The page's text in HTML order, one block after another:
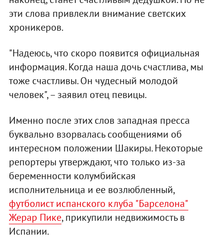
эти слова привлекли внимание светских
хроникеров.
"Надеюсь, что скоро появится официальная
информация. Когда наша дочь счастлива, мы
тоже счастливы. Он чудесный молодой
человек", – заявил отец певицы.
Именно после этих слов западная пресса
буквально взорвалась сообщениями об
интересном положении Шакиры. Некоторые
репортеры утверждают, что только из-за
беременности колумбийская
исполнительница и ее возлюбленный,
футболист испанского клуба "Барселона"
Жерар Пике, прикупили недвижимость в
Испании.